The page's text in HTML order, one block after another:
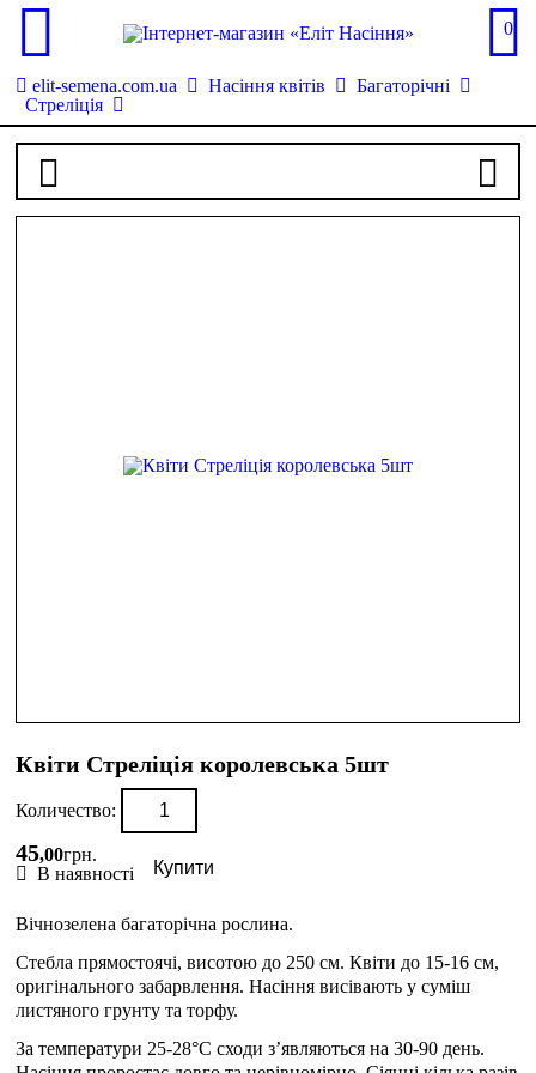
0
elit-semena.com.ua Насіння квітів
Багаторічні
Стреліція
Квіти Стреліція королевська 5шт
Количество:
45,00грн.
В наявності
Купити
Вічнозелена багаторічна рослина.
Стебла прямостоячі, висотою до 250 см. Квіти до 15-16 см,
оригінального забарвлення. Насіння висівають у суміш
листяного грунту та торфу.
За температури 25-28°С сходи з’являються на 30-90 день.